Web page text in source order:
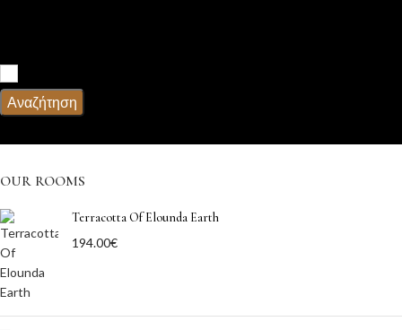
Αναζήτηση
OUR ROOMS
Terracotta Of Elounda Earth
194.00€